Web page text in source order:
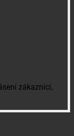
zákazníci,